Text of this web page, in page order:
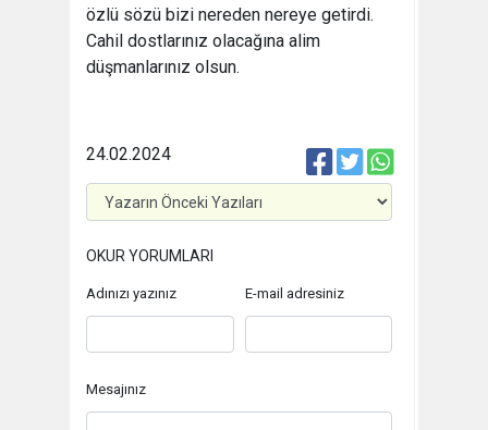
özlü sözü bizi nereden nereye getirdi.
Cahil dostlarınız olacağına alim
düşmanlarınız olsun.
24.02.2024
OKUR YORUMLARI
Adınızı yazınız E-mail adresiniz
Mesajınız